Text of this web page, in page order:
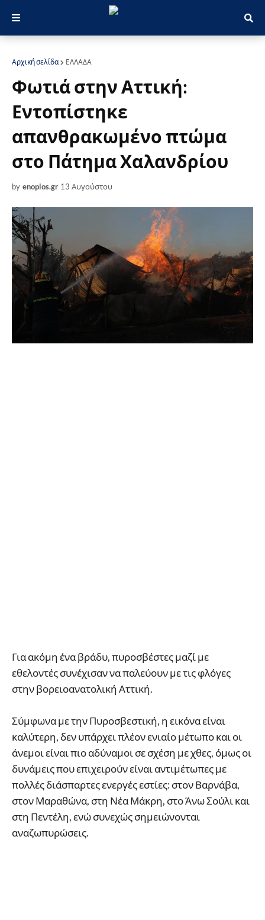
Αρχική σελίδα ΕΛΛΑΔΑ
Φωτιά στην Αττική:
Εντοπίστηκε
απανθρακωμένο πτώμα
στο Πάτημα Χαλανδρίου
by enoplos.gr 13 Αυγούστου
Για ακόμη ένα βράδυ, πυροσβέστες μαζί με
εθελοντές συνέχισαν να παλεύουν με τις φλόγες
στην βορειοανατολική Αττική.
Σύμφωνα με την Πυροσβεστική, η εικόνα είναι
καλύτερη, δεν υπάρχει πλέον ενιαίο μέτωπο και οι
άνεμοι είναι πιο αδύναμοι σε σχέση με χθες, όμως οι
δυνάμεις που επιχειρούν είναι αντιμέτωπες με
πολλές διάσπαρτες ενεργές εστίες: στον Βαρνάβα,
στον Μαραθώνα, στη Νέα Μάκρη, στο Άνω Σούλι και
στη Πεντέλη, ενώ συνεχώς σημειώνονται
αναζωπυρώσεις.